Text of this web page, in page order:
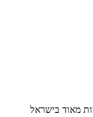
מאוד בישראל